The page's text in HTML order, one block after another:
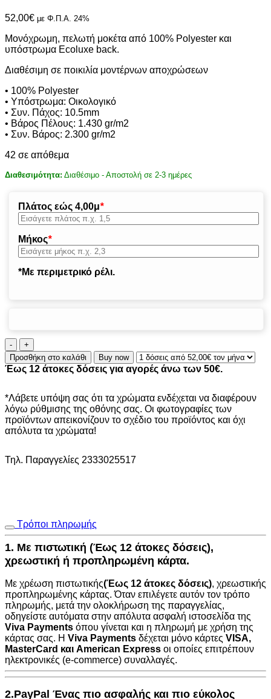
52,00€ με Φ.Π.Α. 24%
Μονόχρωμη, πελωτή μοκέτα από 100% Polyester και
υπόστρωμα Ecoluxe back.
Διαθέσιμη σε ποικιλία μοντέρνων αποχρώσεων
• 100% Polyester
• Υπόστρωμα: Οικολογικό
• Συν. Πάχος: 10.5mm
• Βάρος Πέλους: 1.430 gr/m2
• Συν. Βάρος: 2.300 gr/m2
42 σε απόθεμα
Διαθεσιμότητα: Διαθέσιμο - Αποστολή σε 2-3 ημέρες
Πλάτος εώς 4,00μ*
Μήκος*
*Με περιμετρικό ρέλι.
ΜΟΚΕΤΑ
GENTLE
NUANCE
65
Προσθήκη στο καλάθι Buy now
Έως 12 άτοκες δόσεις για αγορές άνω των 50€.
*Λάβετε υπόψη σας ότι τα χρώματα ενδέχεται να διαφέρουν
λόγω ρύθμισης της οθόνης σας. Οι φωτογραφίες των
προϊόντων απεικονίζουν το σχέδιο του προϊόντος και όχι
απόλυτα τα χρώματα!
Τηλ. Παραγγελίες 2333025517
Τρόποι πληρωμής
1. Με πιστωτική (Έως 12 άτοκες δόσεις),
χρεωστική ή προπληρωμένη κάρτα.
Με χρέωση πιστωτικής(Έως 12 άτοκες δόσεις), χρεωστικής
προπληρωμένης κάρτας. Όταν επιλέγετε αυτόν τον τρόπο
πληρωμής, μετά την ολοκλήρωση της παραγγελίας,
οδηγείστε αυτόματα στην απόλυτα ασφαλή ιστοσελίδα της
Viva Payments όπου γίνεται και η πληρωμή με χρήση της
κάρτας σας. Η Viva Payments δέχεται μόνο κάρτες VISA,
MasterCard και American Express οι οποίες επιτρέπουν
ηλεκτρονικές (e-commerce) συναλλαγές.
2.PayPal Ένας πιο ασφαλής και πιο εύκολος